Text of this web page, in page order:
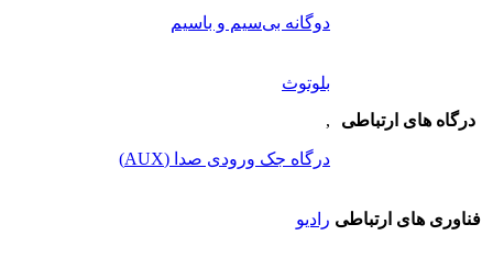
دوگانه بی‌سیم و باسیم
درگاه های ارتباطی
بلوتوث
,
درگاه جک ورودی صدا (AUX)
فناوری های ارتباطی رادیو